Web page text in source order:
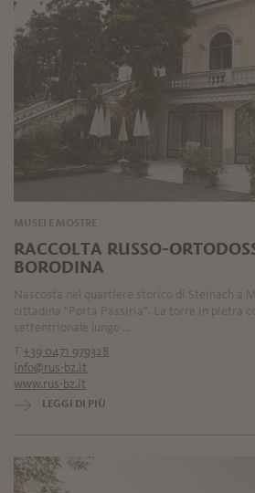
MUSEI E MOSTRE
RACCOLTA RUSSO-
BORODINA
Nascosta nel quartiere storico di Steinach a
cittadina "Porta Passiria". La torre in pietra
settentrionale lungo ...
T +39 0471 979328
info@rus-bz.it
www.rus-bz.it
LEGGI DI PIÙ